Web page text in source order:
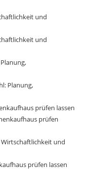
und
und
Planung,
prüfen lassen
prüfen
und
prüfen lassen